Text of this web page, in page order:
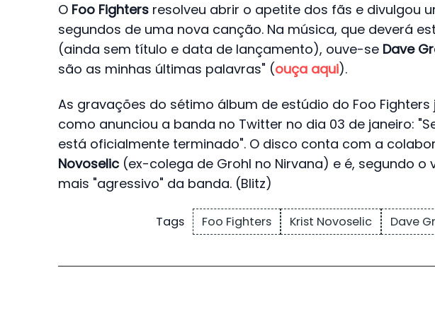
O Foo Fighters resolveu abrir o apetite dos fãs e divulgou
segundos de uma nova canção. Na música, que deverá
(ainda sem título e data de lançamento), ouve-se Dave
são as minhas últimas palavras" (ouça aqui).
As gravações do sétimo álbum de estúdio do Foo
como anunciou a banda no Twitter no dia 03 de janeiro:
está oficialmente terminado". O disco conta com a
Novoselic (ex-colega de Grohl no Nirvana) e é, segundo o
mais "agressivo" da banda. (Blitz)
Tags Foo Fighters Krist Novoselic Dave